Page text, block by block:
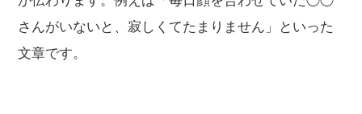
さんがいないと、寂しくてたまりません」といった
文章です。